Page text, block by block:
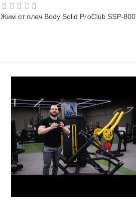
Жим от плеч Body Solid ProClub SSP-800